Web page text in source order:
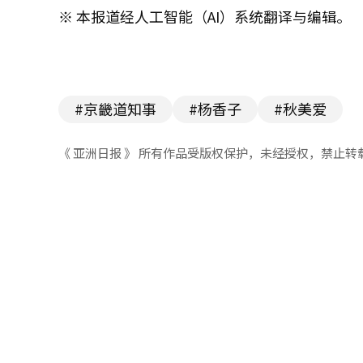
※ 本报道经人工智能（AI）系统翻译与编辑。
#京畿道知事 #杨香子 #秋美爱
《 亚洲日报 》 所有作品受版权保护，未经授权，禁止转